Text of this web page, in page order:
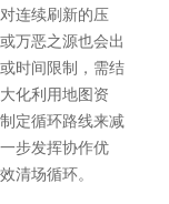
连续刷新的压
万恶之源也会出
时间限制，需结
化利用地图资
定循环路线来减
步发挥协作优
清场循环。